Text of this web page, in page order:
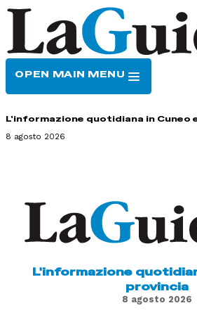
OPEN MAIN MENU
L'informazione quotidiana in Cuneo
8 agosto 2026
L'informazione
provincia
8 agosto 2026